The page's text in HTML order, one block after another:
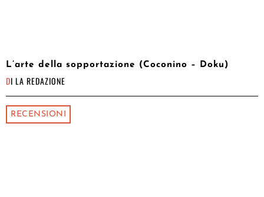
L’arte della sopportazione (Coconino – Doku)
DI LA REDAZIONE
RECENSIONI